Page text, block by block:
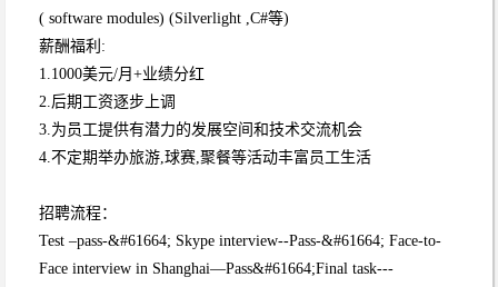
( software modules) (Silverlight ,C#等)
薪酬福利:
1.1000美元/月+业绩分红
2.后期工资逐步上调
3.为员工提供有潜力的发展空间和技术交流机会
4.不定期举办旅游,球赛,聚餐等活动丰富员工生活
招聘流程：
Test –pass-&#61664; Skype interview--Pass-&#61664; Face-to-
Face interview in Shanghai—Pass&#61664;Final task---